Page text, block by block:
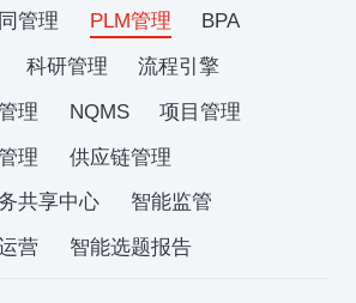
管理 PLM管理
BPA
科研管理
流程引擎
理 NQMS
项目管理
理
供应链管理
共享中心
智能监管
营 智能选题报告